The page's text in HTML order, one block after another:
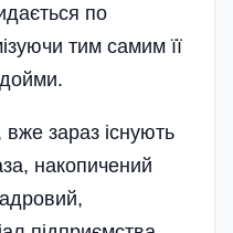
по
тим самим її
зараз існують
накопи­чений